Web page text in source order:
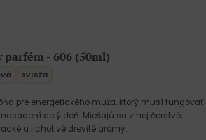
parfém - 606 (50ml)
svieža
pre energetického muža, ktorý musí fungovať
celý deň. Miešajú sa v nej čerstvé,
a lichotivé drevité arómy.